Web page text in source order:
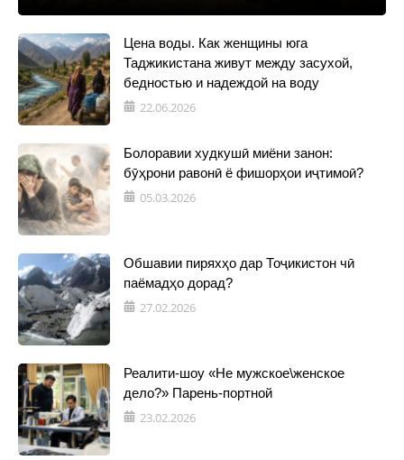
Цена воды. Как женщины юга
Таджикистана живут между засухой,
бедностью и надеждой на воду
22.06.2026
Болоравии худкушӣ миёни занон:
бӯҳрони равонӣ ё фишорҳои иҷтимоӣ?
05.03.2026
Обшавии пиряхҳо дар Тоҷикистон чӣ
паёмадҳо дорад?
27.02.2026
Реалити-шоу «Не мужское\женское
дело?» Парень-портной
23.02.2026